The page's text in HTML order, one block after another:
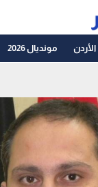
الأردن مونديال 2026